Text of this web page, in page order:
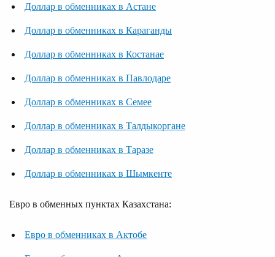
Доллар в обменниках в Астане
Доллар в обменниках в Караганды
Доллар в обменниках в Костанае
Доллар в обменниках в Павлодаре
Доллар в обменниках в Семее
Доллар в обменниках в Талдыкоргане
Доллар в обменниках в Таразе
Доллар в обменниках в Шымкенте
Евро в обменных пунктах Казахстана:
Евро в обменниках в Актобе